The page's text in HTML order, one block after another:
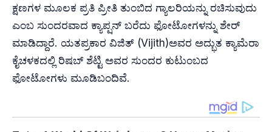
ಕ್ಷಣಗಳ ಮೂಲಕ ಪ್ರತಿ ಪ್ರೀತಿ ತುಂಬಿದ ಗ್ಯಾಲರಿಯನ್ನು ರಚಿಸುವುದು
ಎಂಬ ಸುಂದರವಾದ ಕ್ಯಾಪ್ಷನ್ ಬರೆದು ಫೋಟೋಗಳನ್ನು ಶೇರ್
ಮಾಡಿದ್ದಾರೆ. ಯತಪ್ರಕಾರ ವಿಜಿತ್ (Vijith)ಅವರ ಅದ್ಭುತ ಕ್ಯಾಮೆರಾ
ಕೈಚಳಕದಲ್ಲಿ ರಿಷಬ್ ಶೆಟ್ಟಿ ಅವರ ಸುಂದರ ಕುಟುಂಬದ
ಫೋಟೋಗಳು ಮೂಡಿಬಂದಿವೆ.